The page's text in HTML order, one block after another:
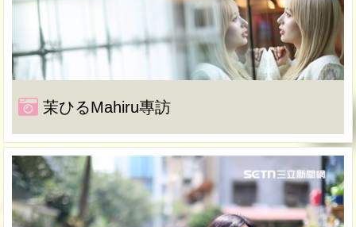
茉ひるMahiru專訪